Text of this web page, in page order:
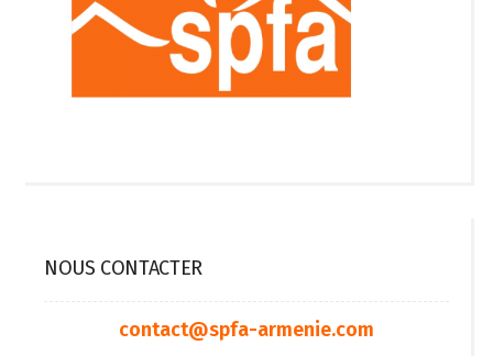
NOUS CONTACTER
contact@spfa-armenie.com